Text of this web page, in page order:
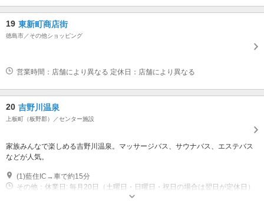
19 東新町商店街
徳島市／その他ショッピング
営業時間：店舗により異なる 定休日：店舗により異なる
20 吉野川温泉
上板町（板野郡）／センター施設
家族みんなで楽しめる吉野川温泉。マッサージバス、サウナバス、エステバス
などが人気。
(1)藍住IC→車で約15分
その他：休業日: 毎月20日（土曜日・日曜日・祝日の場合は翌日が定休日）